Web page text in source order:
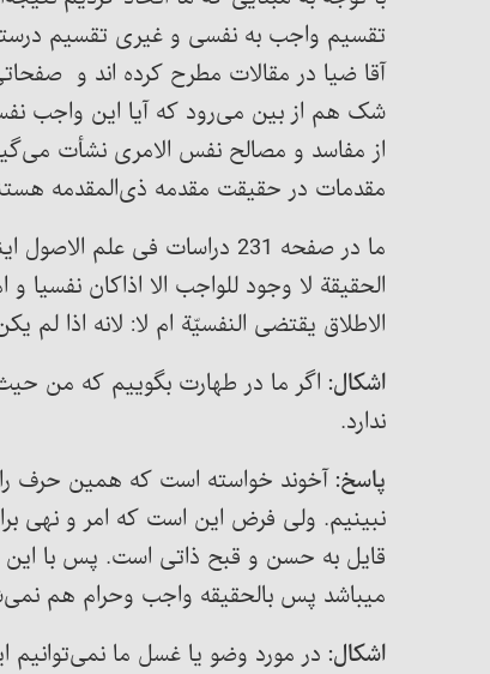
تقسیم واجب به نفسی و غیری تقسیم
آقا ضیا در مقالات مطرح کرده اند و
شک هم از بین می‌رود که آیا این واجب
از مفاسد و مصالح نفس الامری نشأت
مقدمات در حقیقت مقدمه ذی‌المقدمه
ما در صفحه 231 دراسات فی
الحقیقة لا وجود للواجب الا اذاکان
الاطلاق یقتضی النفسیّة ام لا: لانه اذا
اشکال: اگر ما در طهارت بگوییم که من
ندارد.
پاسخ: آخوند خواسته است که همین حرف
نبینیم. ولی فرض این است که امر و نهی
قایل به حسن و قبح ذاتی است. پس با این
میباشد پس بالحقیقه واجب وحرام هم
اشکال: در مورد وضو یا غسل ما نمی‌توانیم